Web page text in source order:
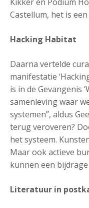
Castellum, het is
Hacking Habitat
Daarna vertelde
manifestatie
is in de Gevangenis
samenleving waar
systemen”, aldus
terug veroveren?
het systeem.
Maar ook actieve
kunnen een bijdrage
Literatuur in